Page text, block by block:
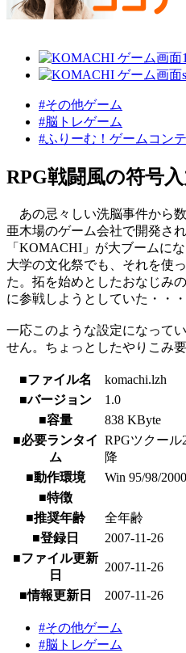
#その他ゲーム
#脳トレゲーム
#ふりーむ！ゲームコン
RPG戦闘風の符号
あの忌々しい洗脳事件から
亜木場のゲーム会社で開発さ
「KOMACHI」が大ブームに
大学の文化祭でも、それを使
た。拓を始めとしたおなじみ
に参戦しようとしていた・・・
一応このような設定になって
せん。ちょっとしたやりこみ
■ファイル名
komachi.lzh
■バージョン
1.0
■容量
838 KByte
■必要ランタイ
ム
RPGツクール
降
■動作環境
Win 95/98/
■特徴
■推奨年齢
全年齢
■登録日
2007-11-26
■ファイル更新
日
2007-11-26
■情報更新日 2007-11-26
#その他ゲーム
#脳トレゲーム